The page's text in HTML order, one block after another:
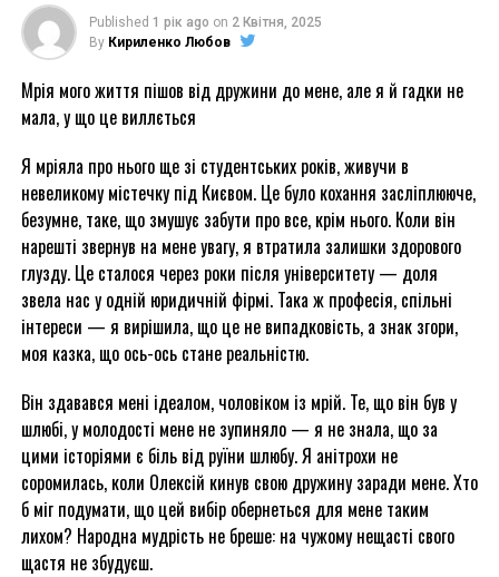
Published 1 рік ago on 2 Квітня, 2025
By Кириленко Любов
Мрія мого життя пішов від дружини до мене, але я й гадки не
мала, у що це виллється
Я мріяла про нього ще зі студентських років, живучи в
невеликому містечку під Києвом. Це було кохання засліплююче,
безумне, таке, що змушує забути про все, крім нього. Коли він
нарешті звернув на мене увагу, я втратила залишки здорового
глузду. Це сталося через роки після університету — доля
звела нас у одній юридичній фірмі. Така ж професія, спільні
інтереси — я вирішила, що це не випадковість, а знак згори,
моя казка, що ось-ось стане реальністю.
Він здавався мені ідеалом, чоловіком із мрій. Те, що він був у
шлюбі, у молодості мене не зупиняло — я не знала, що за
цими історіями є біль від руїни шлюбу. Я анітрохи не
соромилась, коли Олексій кинув свою дружину заради мене. Хто
б міг подумати, що цей вибір обернеться для мене таким
лихом? Народна мудрість не бреше: на чужому нещасті свого
щастя не збудуєш.